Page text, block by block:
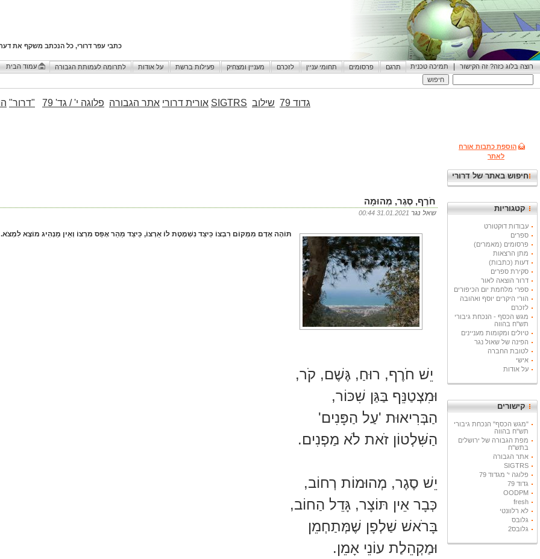
כתבי עפר דרורי, כל הנכתב משקף את
רוצה בלוג כזה? זה הקישור | תמיכה טכנית תרגם פרסומים תחומי עניין לזכרם מעניין ומצחיק פעילות ברשת על אודות לתרומה לעמותת הגבורה עמוד הבית
הוספת כתבות אורח
לאתר
חיפוש באתר של דרורי
קטגוריות
עבודות דוקטורט
ספרים
פרסומים (מאמרים)
מתן הרצאות
דעות (כתבות)
סקירת ספרים
דרור הוצאה לאור
ספרי מלחמת יום הכיפורים
הורי היקרים יוסף ואהובה
לזכרם
מגש הכסף - הנכחת גיבורי
תש"ח בהווה
טיולים ומקומות מעניינים
הפינה של שאול נגר
לטובת החברה
אישי
על אודות
קישורים
"מגש הכסף" הנכחת גיבורי
תש"ח בהווה
מפת הגבורה של ירושלים
בתש"ח
אתר הגבורה
SIGTRS
פלוגה י' מגדוד 79
גדוד 79
OODPM
fresh
לא רלוונטי
גלובס
גלובס2
גדוד 79 שילוב SIGTRS אורית דרורי אתר הגבורה פלוגה י' / גד' 79 "דרור"
חֹרֶף, סֶגֶר, מְהוּמָה
שאל נגר
תּוֹהֶה אָדָם מִמְּקוֹם רִבְצוֹ כֵּיצַד נִשְׁמֶטֶת לוֹ אַרְצוֹ, כֵּיצַד מַהֵר אָפַס מִרְצוֹ וְאֵין מַנְהִיג מוֹצָא לִמְצֹא.
יֵשׁ חֹרֶף, רוּחַ, גֶּשֶׁם, קֹר,
וּמִצְטַנֵּף בַּגַּן שִׁכּוֹר,
הַבְּרִיאוּת 'עַל הַפָּנִים'
הַשִּׁלְטוֹן זֹאת לֹא מַפְנִים.
יֵשׁ סֶגֶר, מְהוּמוֹת רְחוֹב,
כְּבָר אֵין תּוֹצָר, גָּדֵל הַחוֹב,
בָּרֹאשׁ שַׁלְפָן שֶׁמְּתַחְמֵן
וּמַקְהֵלַת עוֹנֵי אָמֵן.